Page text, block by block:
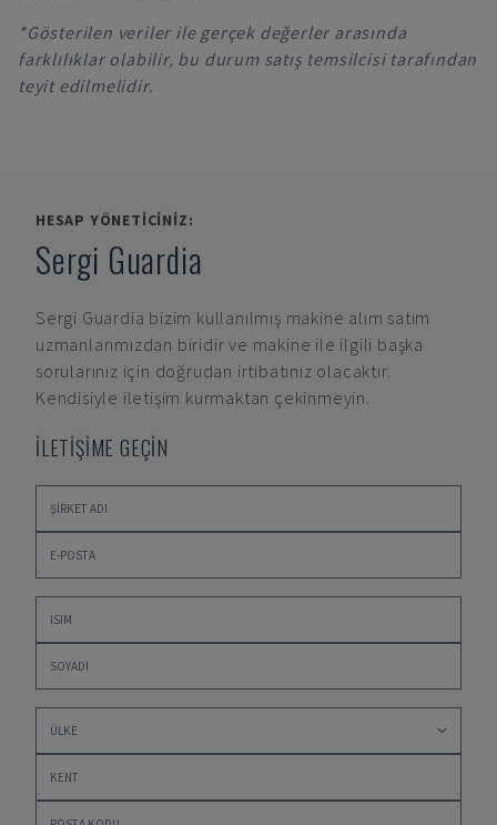
*Gösterilen veriler ile gerçek değerler arasında
farklılıklar olabilir, bu durum satış temsilcisi tarafından
teyit edilmelidir.
HESAP YÖNETICINIZ:
Sergi Guardia
Sergi Guardia bizim kullanılmış makine alım satım
uzmanlarımızdan biridir ve makine ile ilgili başka
sorularınız için doğrudan irtibatınız olacaktır.
Kendisiyle iletişim kurmaktan çekinmeyin.
İLETİŞİME GEÇİN